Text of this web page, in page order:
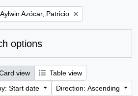
Remove filter:
Aylwin Azócar, Patricio
options
view
Table view
Start date
Direction: Ascending